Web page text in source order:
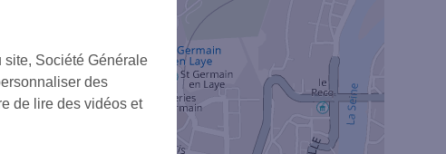
+
Société Générale
des
de lire des vidéos et